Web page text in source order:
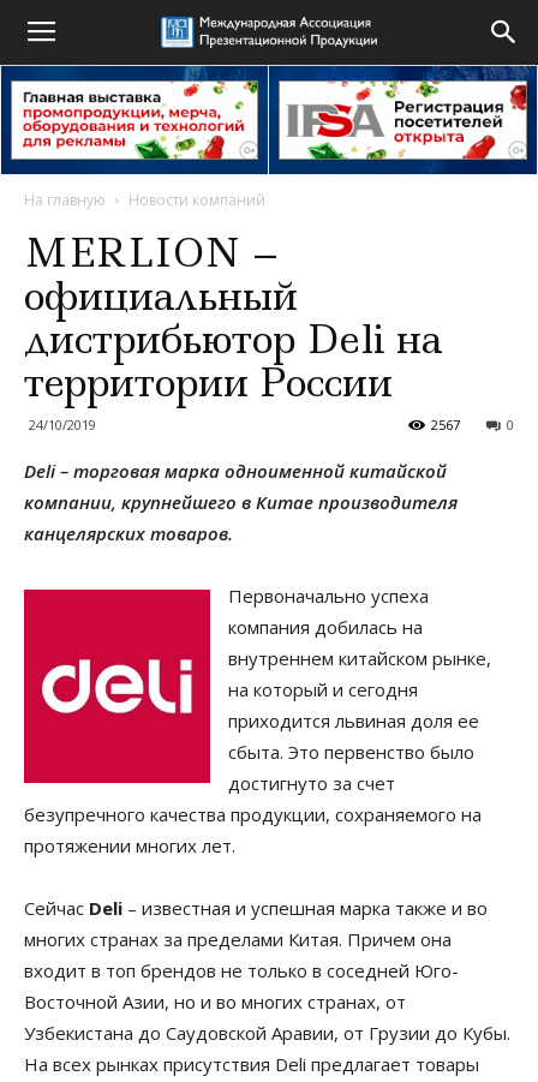
На главную Новости компаний
MERLION –
официальный
дистрибьютор Deli на
территории России
24/10/2019 0
2567
Deli – торговая марка одноименной китайской
компании, крупнейшего в Китае производителя
канцелярских товаров.
Первоначально успеха
компания добилась на
внутреннем китайском рынке,
на который и сегодня
приходится львиная доля ее
сбыта. Это первенство было
достигнуто за счет
безупречного качества продукции, сохраняемого на
протяжении многих лет.
Сейчас Deli – известная и успешная марка также и во
многих странах за пределами Китая. Причем она
входит в топ брендов не только в соседней Юго-
Восточной Азии, но и во многих странах, от
Узбекистана до Саудовской Аравии, от Грузии до Кубы.
На всех рынках присутствия Deli предлагает товары